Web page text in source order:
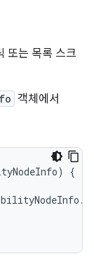
또는 목록 스크
객체에서
)
{
.